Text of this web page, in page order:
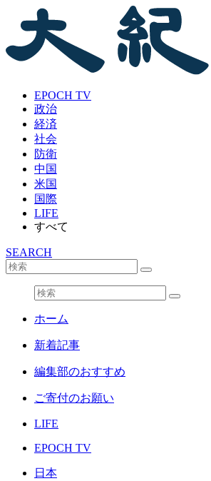
EPOCH TV
政治
経済
社会
防衛
中国
米国
国際
LIFE
すべて
SEARCH
ホーム
新着記事
編集部のおすすめ
ご寄付のお願い
LIFE
EPOCH TV
日本